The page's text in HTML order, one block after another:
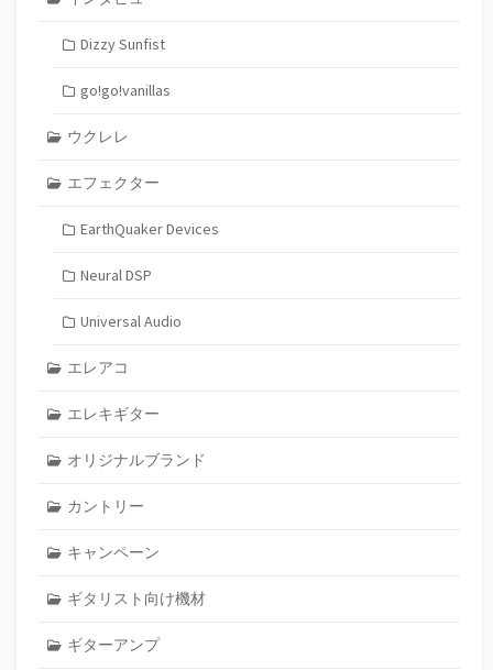
Dizzy Sunfist
go!go!vanillas
ウクレレ
エフェクター
EarthQuaker Devices
Neural DSP
Universal Audio
エレアコ
エレキギター
オリジナルブランド
カントリー
キャンペーン
ギタリスト向け機材
ギターアンプ